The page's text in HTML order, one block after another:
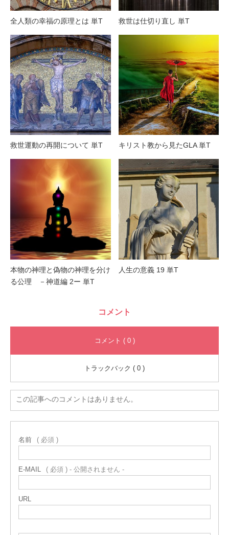
全人類の幸福の原理とは 単T 救世は仕切り直し 単T
救世運動の再開について 単T キリスト教から見たGLA 単T
本物の神理と偽物の神理を分け
る公理 －神道編 2ー 単T
人生の意義 19 単T
コメント
コメント ( 0 )
トラックバック ( 0 )
この記事へのコメントはありません。
名前 ( 必須 )
E-MAIL ( 必須 ) - 公開されません -
URL